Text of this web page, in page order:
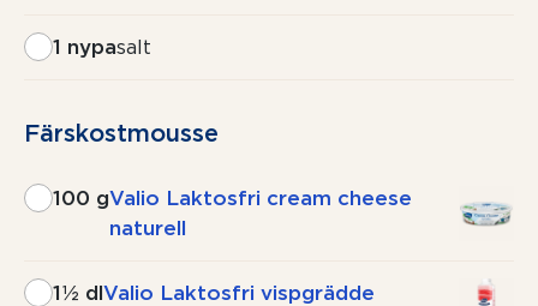
1 nypasalt
Färskostmousse
100 gValio Laktosfri cream cheese
naturell
1½ dlValio Laktosfri vispgrädde